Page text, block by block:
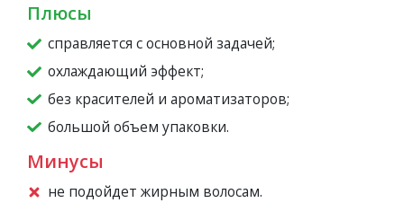
Плюсы
справляется с основной задачей;
охлаждающий эффект;
без красителей и ароматизаторов;
большой объем упаковки.
Минусы
не подойдет жирным волосам.